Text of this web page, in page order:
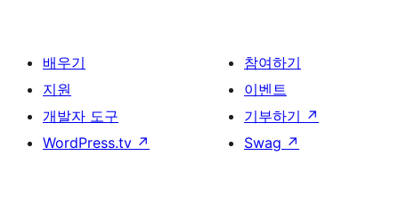
배우기
지원
개발자 도구
WordPress.tv ↗
참여하기
이벤트
기부하기 ↗
Swag ↗